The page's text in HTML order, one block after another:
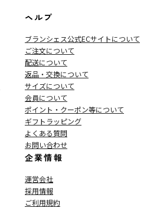
ヘルプ
ブランシェス公式ECサイトについて
ご注文について
配送について
返品・交換について
サイズについて
会員について
ポイント・クーポン等について
ギフトラッピング
よくある質問
お問い合わせ
企業情報
運営会社
採用情報
ご利用規約